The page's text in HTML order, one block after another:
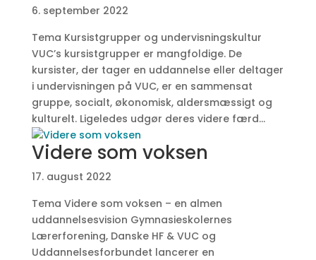
6. september 2022
Tema Kursistgrupper og undervisningskultur
VUC’s kursistgrupper er mangfoldige. De
kursister, der tager en uddannelse eller deltager
i undervisningen på VUC, er en sammensat
gruppe, socialt, økonomisk, aldersmæssigt og
kulturelt. Ligeledes udgør deres videre færd...
Videre som voksen
17. august 2022
Tema Videre som voksen – en almen
uddannelsesvision Gymnasieskolernes
Lærerforening, Danske HF & VUC og
Uddannelsesforbundet lancerer en